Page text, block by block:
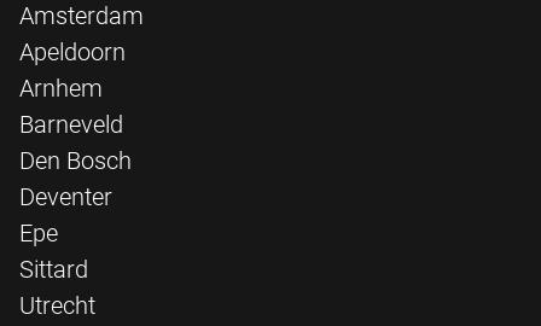
Amsterdam
Apeldoorn
Arnhem
Barneveld
Den Bosch
Deventer
Epe
Sittard
Utrecht